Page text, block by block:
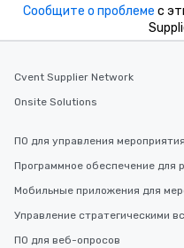
Сообщите о проблеме с
Cvent Supplier Network
Onsite Solutions
ПО для управления
Программное обеспечение для
Мобильные приложения для
Управление стратегическими
ПО для веб-опросов